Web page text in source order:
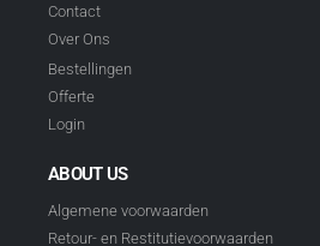
Contact
Over Ons
Bestellingen
Offerte
Login
ABOUT US
Algemene voorwaarden
Retour- en Restitutievoorwaarden